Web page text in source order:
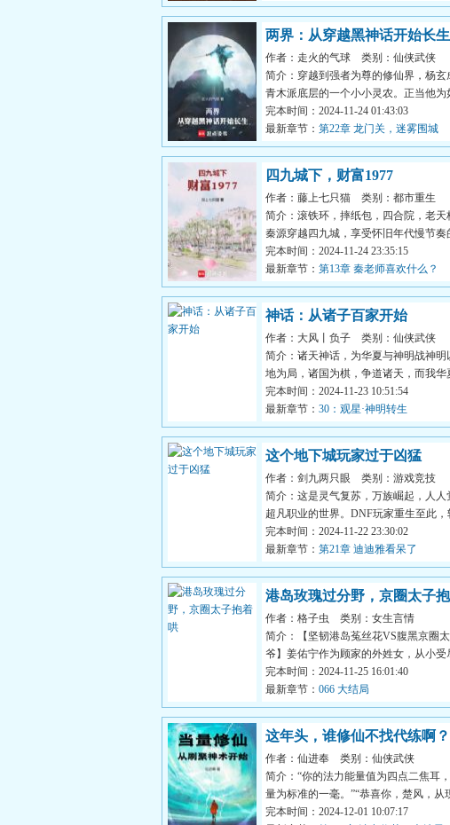
两界：从穿越黑神话开始长生
作者：走火的气球
类别：仙侠武侠
简介：穿越到强者为尊的修仙界，杨玄
青木派底层的一个小小灵农。正当他为
偿还地租发愁时。他的脑...
完本时间：2024-11-24 01:43:03
最新章节： 第22章 龙门关，迷雾围城
四九城下，财富1977
作者：藤上七只猫
类别：都市重生
简介：滚铁环，摔纸包，四合院，老天
秦源穿越四九城，享受怀旧年代慢节奏
弛生活。如果说时代的...
完本时间：2024-11-24 23:35:15
最新章节： 第13章 秦老师喜欢什么？
神话：从诸子百家开始
作者：大风丨负子
类别：仙侠武侠
简介：诸天神话，为华夏与神明战神明
地为局，诸国为棋，争道诸天，而我华
神，唯有无数英杰，以命...
完本时间：2024-11-23 10:51:54
最新章节： 30：观星·神明转生
这个地下城玩家过于凶猛
作者：剑九两只眼
类别：游戏竞技
简介：这是灵气复苏，万族崛起，人人
超凡职业的世界。DNF玩家重生至此，
成为剑魂，自带天赋【掠...
完本时间：2024-11-22 23:30:02
最新章节： 第21章 迪迪雅看呆了
港岛玫瑰过分野，京圈太子
哄
作者：格子虫
类别：女生言情
简介：【坚韧港岛菟丝花VS腹黑京圈
爷】姜佑宁作为顾家的外姓女，从小受
眼，饱受欺凌。只有顾聿衍...
完本时间：2024-11-25 16:01:40
最新章节： 066 大结局
这年头，谁修仙不找代练啊？
作者：仙进奉
类别：仙侠武侠
简介：“你的法力能量值为四点二焦耳
量为标准的一毫。”“恭喜你，楚风，从
开始，你是一名仙道联...
完本时间：2024-12-01 10:07:17